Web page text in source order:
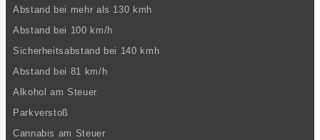
Abstand bei mehr als 130 kmh
Abstand bei 100 km/h
Sicherheitsabstand bei 140 kmh
Abstand bei 81 km/h
Alkohol am Steuer
Parkverstoß
Cannabis am Steuer